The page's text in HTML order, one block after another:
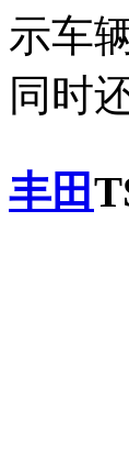
示车
同时
丰田